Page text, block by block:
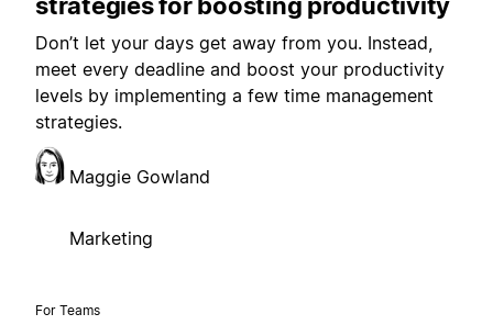
Don’t let your days get away from you. Instead,
meet every deadline and boost your productivity
levels by implementing a few time management
strategies.
Maggie Gowland
Marketing
For Teams